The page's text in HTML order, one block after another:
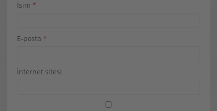
İsim *
E-posta *
İnternet sitesi